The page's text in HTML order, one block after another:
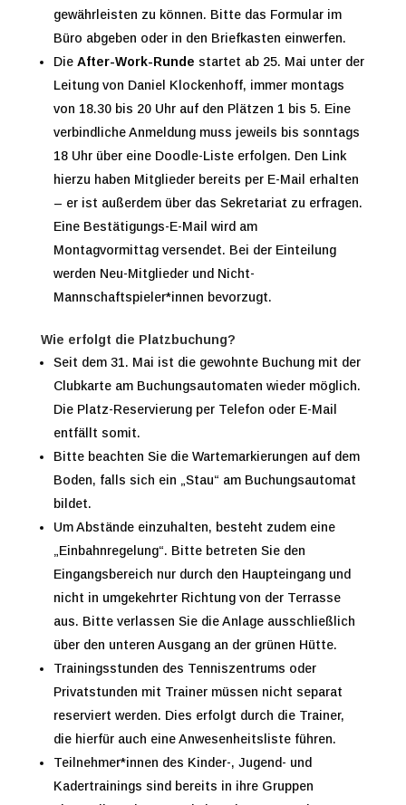
gewährleisten zu können. Bitte das Formular im
Büro abgeben oder in den Briefkasten einwerfen.
Die After-Work-Runde startet ab 25. Mai unter der
Leitung von Daniel Klockenhoff, immer montags
von 18.30 bis 20 Uhr auf den Plätzen 1 bis 5. Eine
verbindliche Anmeldung muss jeweils bis sonntags
18 Uhr über eine Doodle-Liste erfolgen. Den Link
hierzu haben Mitglieder bereits per E-Mail erhalten
– er ist außerdem über das Sekretariat zu erfragen.
Eine Bestätigungs-E-Mail wird am
Montagvormittag versendet. Bei der Einteilung
werden Neu-Mitglieder und Nicht-
Mannschaftspieler*innen bevorzugt.
Wie erfolgt die Platzbuchung?
Seit dem 31. Mai ist die gewohnte Buchung mit der
Clubkarte am Buchungsautomaten wieder möglich.
Die Platz-Reservierung per Telefon oder E-Mail
entfällt somit.
Bitte beachten Sie die Wartemarkierungen auf dem
Boden, falls sich ein „Stau“ am Buchungsautomat
bildet.
Um Abstände einzuhalten, besteht zudem eine
„Einbahnregelung“. Bitte betreten Sie den
Eingangsbereich nur durch den Haupteingang und
nicht in umgekehrter Richtung von der Terrasse
aus. Bitte verlassen Sie die Anlage ausschließlich
über den unteren Ausgang an der grünen Hütte.
Trainingsstunden des Tenniszentrums oder
Privatstunden mit Trainer müssen nicht separat
reserviert werden. Dies erfolgt durch die Trainer,
die hierfür auch eine Anwesenheitsliste führen.
Teilnehmer*innen des Kinder-, Jugend- und
Kadertrainings sind bereits in ihre Gruppen